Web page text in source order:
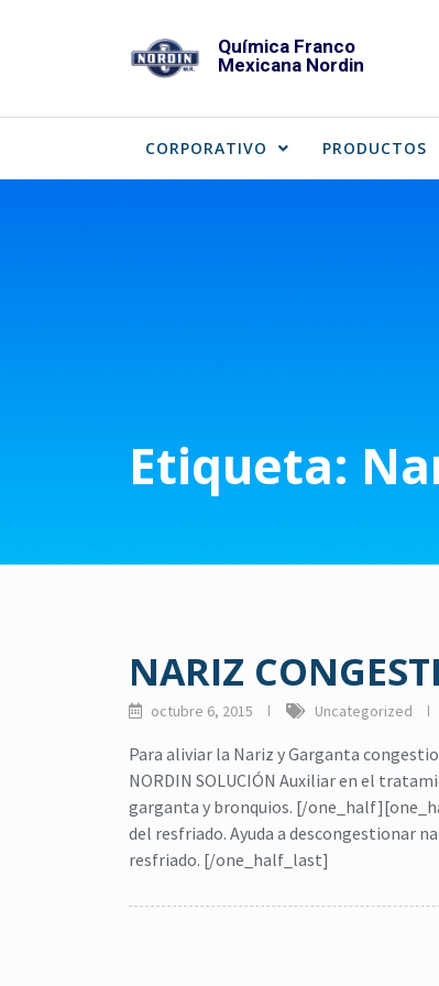
Química Franco
Mexicana Nordin
CORPORATIVO PRODUCTOS
Etiqueta:
NARIZ
octubre 6, 2015 Uncategorized
Para aliviar la Nariz y Garganta
NORDIN SOLUCIÓN Auxiliar en el
garganta y bronquios. [/
del resfriado. Ayuda a descongestionar
resfriado. [/one_half_last]